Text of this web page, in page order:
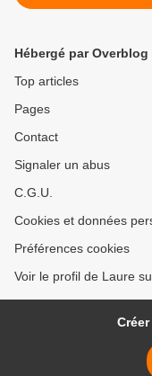
Hébergé par Overblog
Top articles
Pages
Contact
Signaler un abus
C.G.U.
Cookies et données
Préférences cookies
Voir le profil de Laure